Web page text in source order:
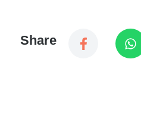
Share